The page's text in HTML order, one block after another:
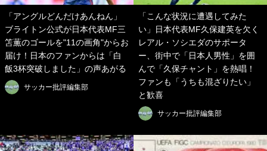
「アングルどんだけあんねん」
ブライトン公式が日本代表MF三
笘薫のゴールを"11の画角"からお
届け！日本のファンからは「白
飯3杯突破しました」の声あがる
サッカー批評編集部
「こんな状況に遭遇してみた
い」日本代表MF久保建英を欠く
レアル・ソシエダのサポータ
ー、街中で「日本人男性」を囲
んで「久保チャント」を熱唱！
ファンも「うちも混ざりたい」
と歓喜
サッカー批評編集部